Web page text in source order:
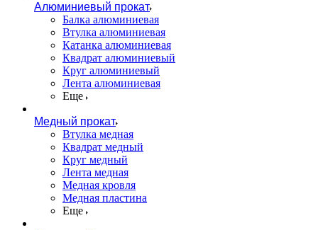
Алюминиевый прокат
Балка алюминиевая
Втулка алюминиевая
Катанка алюминиевая
Квадрат алюминиевый
Круг алюминиевый
Лента алюминиевая
Еще
Медный прокат
Втулка медная
Квадрат медный
Круг медный
Лента медная
Медная кровля
Медная пластина
Еще